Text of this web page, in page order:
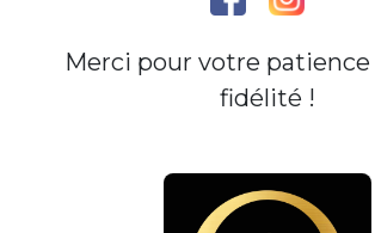
Merci pour votre
fidélité !